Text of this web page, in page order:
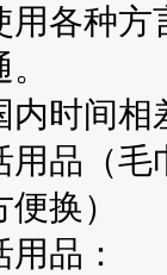
用各种
。
时间
用品（
换）